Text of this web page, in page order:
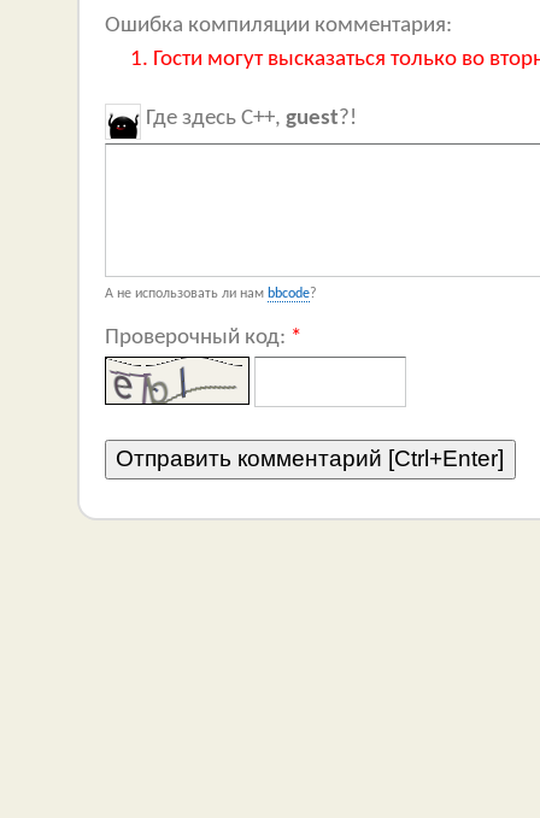
Ошибка компиляции комментария:
Гости могут высказаться только во
Где здесь C++, guest?!
А не использовать ли нам bbcode?
Проверочный код: *